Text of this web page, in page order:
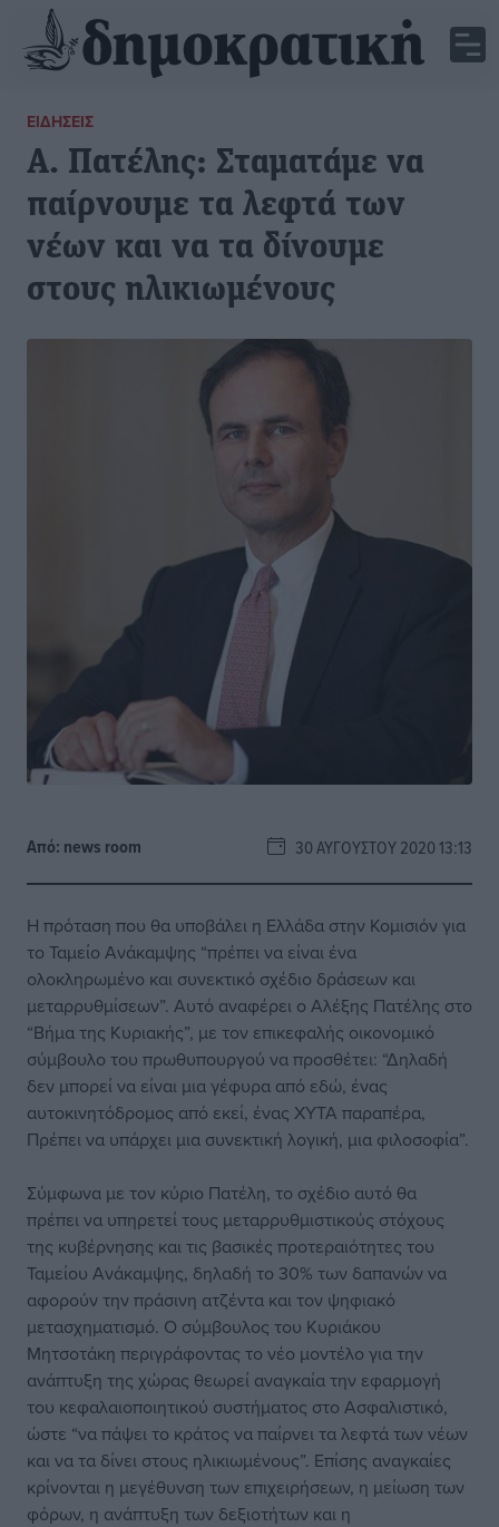
ΕΙΔΉΣΕΙΣ
Α. Πατέλης: Σταματάμε να
παίρνουμε τα λεφτά των
νέων και να τα δίνουμε
στους ηλικιωμένους
Από: news room 30 ΑΥΓΟΎΣΤΟΥ 2020 13:13
Η πρόταση που θα υποβάλει η Ελλάδα στην Κομισιόν για
το Ταμείο Ανάκαμψης “πρέπει να είναι ένα
ολοκληρωμένο και συνεκτικό σχέδιο δράσεων και
μεταρρυθμίσεων”. Αυτό αναφέρει ο Αλέξης Πατέλης στο
“Βήμα της Κυριακής”, με τον επικεφαλής οικονομικό
σύμβουλο του πρωθυπουργού να προσθέτει: “Δηλαδή
δεν μπορεί να είναι μια γέφυρα από εδώ, ένας
αυτοκινητόδρομος από εκεί, ένας ΧΥΤΑ παραπέρα,
Πρέπει να υπάρχει μια συνεκτική λογική, μια φιλοσοφία”.
Σύμφωνα με τον κύριο Πατέλη, το σχέδιο αυτό θα
πρέπει να υπηρετεί τους μεταρρυθμιστικούς στόχους
της κυβέρνησης και τις βασικές προτεραιότητες του
Ταμείου Ανάκαμψης, δηλαδή το 30% των δαπανών να
αφορούν την πράσινη ατζέντα και τον ψηφιακό
μετασχηματισμό. Ο σύμβουλος του Κυριάκου
Μητσοτάκη περιγράφοντας το νέο μοντέλο για την
ανάπτυξη της χώρας θεωρεί αναγκαία την εφαρμογή
του κεφαλαιοποιητικού συστήματος στο Ασφαλιστικό,
ώστε “να πάψει το κράτος να παίρνει τα λεφτά των νέων
και να τα δίνει στους ηλικιωμένους”. Επίσης αναγκαίες
κρίνονται η μεγέθυνση των επιχειρήσεων, η μείωση των
φόρων, η ανάπτυξη των δεξιοτήτων και η